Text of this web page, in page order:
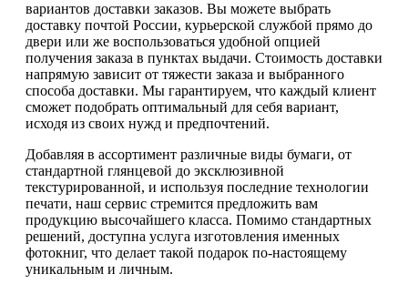
вариантов доставки заказов. Вы можете выбрать
доставку почтой России, курьерской службой прямо до
двери или же воспользоваться удобной опцией
получения заказа в пунктах выдачи. Стоимость доставки
напрямую зависит от тяжести заказа и выбранного
способа доставки. Мы гарантируем, что каждый клиент
сможет подобрать оптимальный для себя вариант,
исходя из своих нужд и предпочтений.
Добавляя в ассортимент различные виды бумаги, от
стандартной глянцевой до эксклюзивной
текстурированной, и используя последние технологии
печати, наш сервис стремится предложить вам
продукцию высочайшего класса. Помимо стандартных
решений, доступна услуга изготовления именных
фотокниг, что делает такой подарок по-настоящему
уникальным и личным.